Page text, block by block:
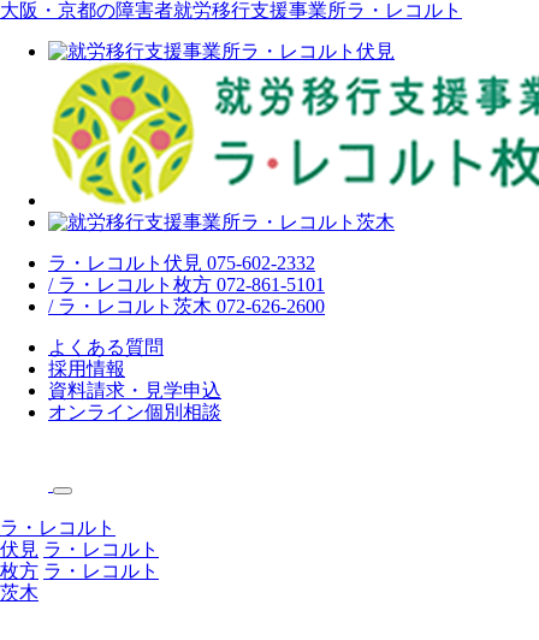
大阪・京都の障害者就労移行支援事業所ラ・レコルト
ラ・レコルト伏見 075-602-2332
/ ラ・レコルト枚方 072-861-5101
/ ラ・レコルト茨木 072-626-2600
よくある質問
採用情報
資料請求・見学申込
オンライン個別相談
ラ・レコルト
伏見 ラ・レコルト
枚方 ラ・レコルト
茨木